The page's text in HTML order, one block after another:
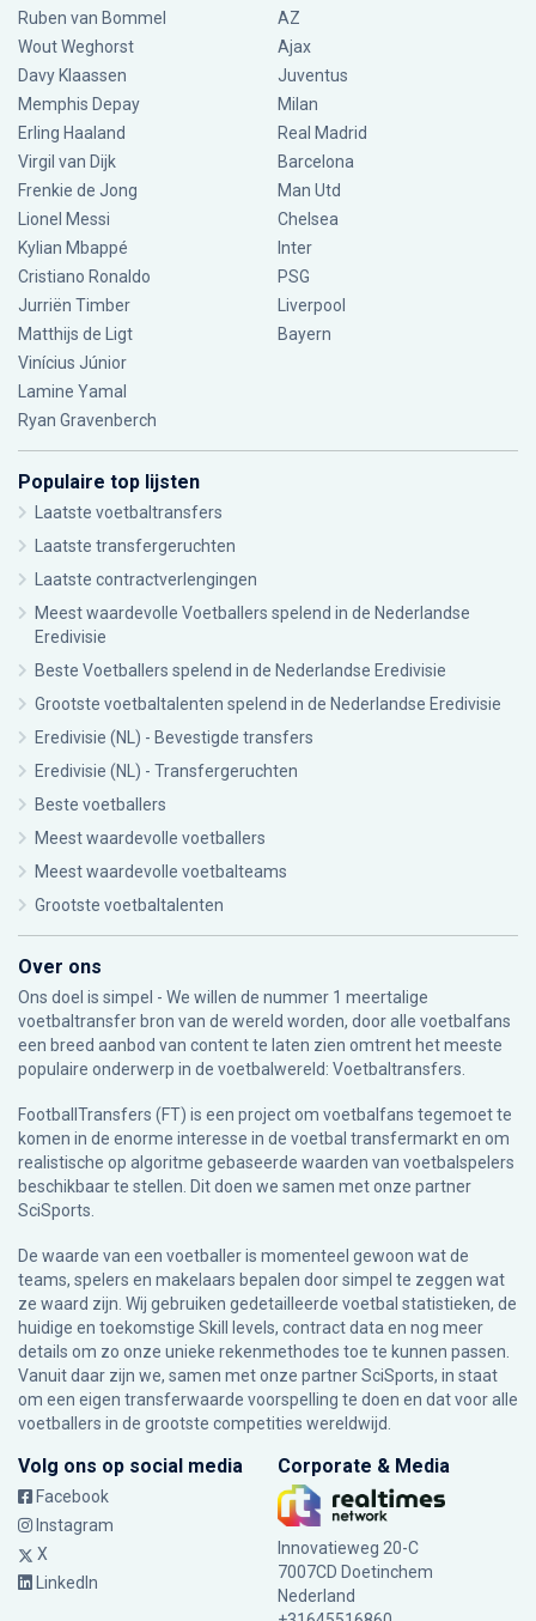
Ruben van Bommel
Wout Weghorst
Davy Klaassen
Memphis Depay
Erling Haaland
Virgil van Dijk
Frenkie de Jong
Lionel Messi
Kylian Mbappé
Cristiano Ronaldo
Jurriën Timber
Matthijs de Ligt
Vinícius Júnior
Lamine Yamal
Ryan Gravenberch
AZ
Ajax
Juventus
Milan
Real Madrid
Barcelona
Man Utd
Chelsea
Inter
PSG
Liverpool
Bayern
Populaire top lijsten
Laatste voetbaltransfers
Laatste transfergeruchten
Laatste contractverlengingen
Meest waardevolle Voetballers spelend in de Nederlandse
Eredivisie
Beste Voetballers spelend in de Nederlandse Eredivisie
Grootste voetbaltalenten spelend in de Nederlandse Eredivisie
Eredivisie (NL) - Bevestigde transfers
Eredivisie (NL) - Transfergeruchten
Beste voetballers
Meest waardevolle voetballers
Meest waardevolle voetbalteams
Grootste voetbaltalenten
Over ons
Ons doel is simpel - We willen de nummer 1 meertalige
voetbaltransfer bron van de wereld worden, door alle voetbalfans
een breed aanbod van content te laten zien omtrent het meeste
populaire onderwerp in de voetbalwereld: Voetbaltransfers.
FootballTransfers (FT) is een project om voetbalfans tegemoet te
komen in de enorme interesse in de voetbal transfermarkt en om
realistische op algoritme gebaseerde waarden van voetbalspelers
beschikbaar te stellen. Dit doen we samen met onze partner
SciSports
De waarde van een voetballer is momenteel gewoon wat de
teams, spelers en makelaars bepalen door simpel te zeggen wat
ze waard zijn. Wij gebruiken gedetailleerde voetbal statistieken, de
huidige en toekomstige Skill levels, contract data en nog meer
details om zo onze unieke rekenmethodes toe te kunnen passen.
Vanuit daar zijn we, samen met onze partner SciSports, in staat
om een eigen transferwaarde voorspelling te doen en dat voor alle
voetballers in de grootste competities wereldwijd.
Volg ons op social media
Facebook
Instagram
X
LinkedIn
Corporate & Media
Innovatieweg 20-C
7007CD Doetinchem
Nederland